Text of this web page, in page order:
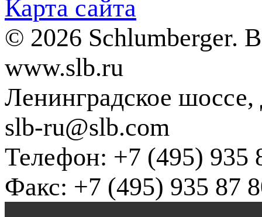
Карта сайта
© 2026 Schlumberger.
www.slb.ru
Ленинградское
slb-ru@slb.com
Телефон: +7 (495) 935
Факс: +7 (495) 935 87